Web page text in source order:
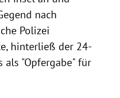
nach
Polizei
hinterließ der 24-
als "Opfergabe" für